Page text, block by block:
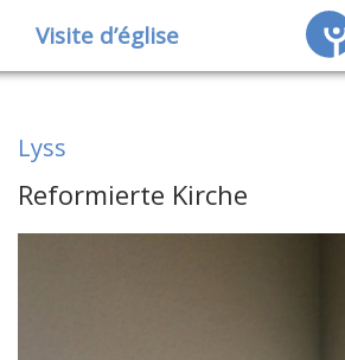
Visite d’église
Lyss
Reformierte Kirche